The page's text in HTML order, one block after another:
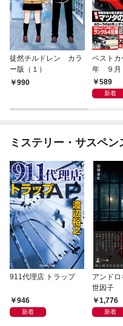
徒然チルドレン カラ
ー版（１）
990
ベスト
年 ９月
589
新着
ミステリー・サスペ
911代理店 トラップ
946
新着
アンド
世因子
1,776
新着